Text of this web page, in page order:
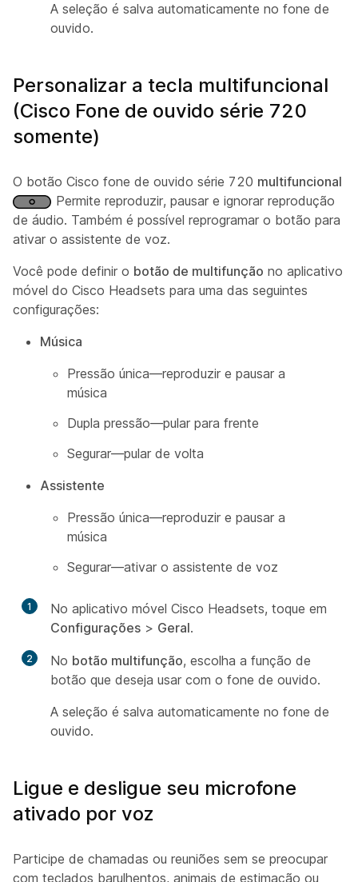
A seleção é salva automaticamente no fone de
ouvido.
Personalizar a tecla multifuncional
(Cisco Fone de ouvido série 720
somente)
O botão Cisco fone de ouvido série 720 multifuncional
Permite reproduzir, pausar e ignorar reprodução
de áudio. Também é possível reprogramar o botão para
ativar o assistente de voz.
Você pode definir o botão de multifunção no aplicativo
móvel do Cisco Headsets para uma das seguintes
configurações:
Música
Pressão única—reproduzir e pausar a
música
Dupla pressão—pular para frente
Segurar—pular de volta
Assistente
Pressão única—reproduzir e pausar a
música
Segurar—ativar o assistente de voz
1
No aplicativo móvel Cisco Headsets, toque em
Configurações > Geral.
2 No botão multifunção, escolha a função de
botão que deseja usar com o fone de ouvido.
A seleção é salva automaticamente no fone de
ouvido.
Ligue e desligue seu microfone
ativado por voz
Participe de chamadas ou reuniões sem se preocupar
com teclados barulhentos, animais de estimação ou